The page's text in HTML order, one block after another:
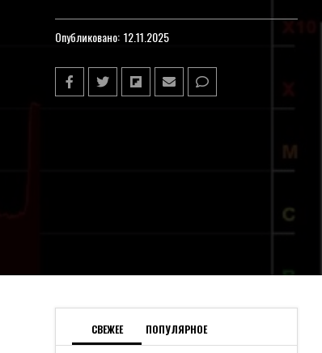
Опубликовано: 12.11.2025
СВЕЖЕЕ ПОПУЛЯРНОЕ